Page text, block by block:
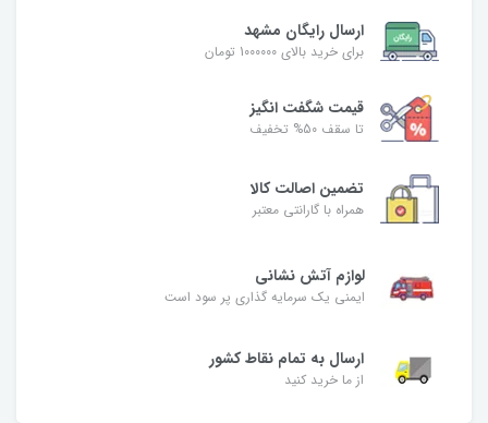
ارسال رایگان مشهد
برای خرید بالای 1000000 تومان
قیمت شگفت‌ انگیز
تا سقف 50% تخفیف
تضمین اصالت کالا
همراه با گارانتی معتبر
لوازم آتش نشانی
ایمنی یک سرمایه گذاری پر سود است
ارسال به تمام نقاط کشور
از ما خرید کنید